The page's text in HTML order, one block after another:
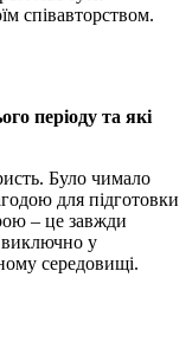
співавторством.
періоду та які
Було чимало
для підготовки
– це завжди
виключно у
середовищі.